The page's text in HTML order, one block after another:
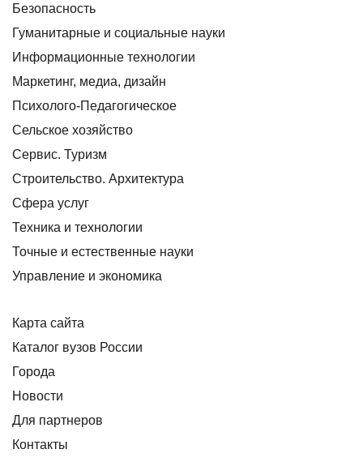
Безопасность
Гуманитарные и социальные науки
Информационные технологии
Маркетинг, медиа, дизайн
Психолого-Педагогическое
Сельское хозяйство
Сервис. Туризм
Строительство. Архитектура
Сфера услуг
Техника и технологии
Точные и естественные науки
Управление и экономика
Карта сайта
Каталог вузов России
Города
Новости
Для партнеров
Контакты